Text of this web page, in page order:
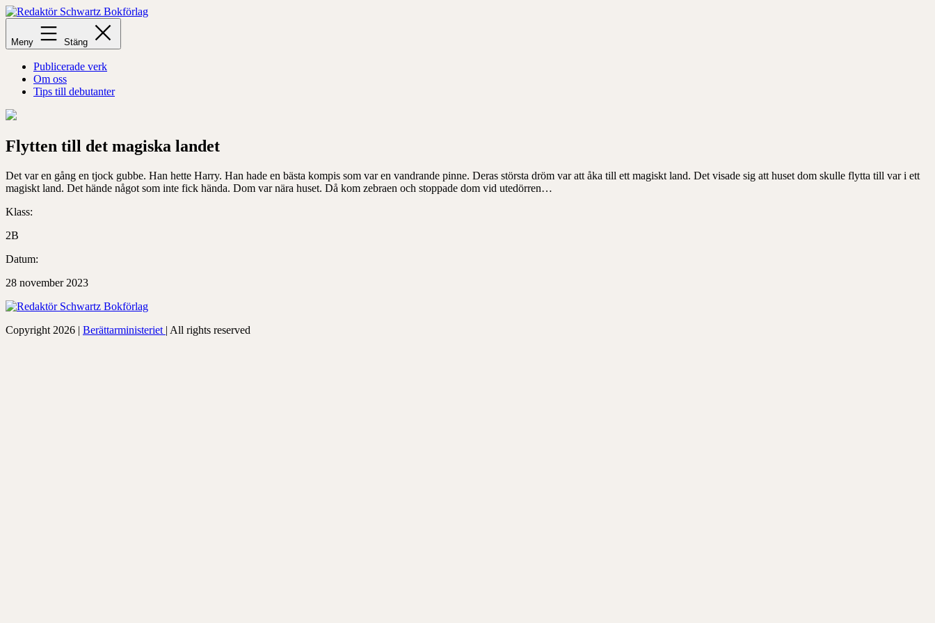
Hoppa
till
innehåll
Redaktör
Schwartz
Bokförlag
Meny Stäng
Publicerade verk
Om oss
Tips till debutanter
Flytten till det magiska landet
Det var en gång en tjock gubbe. Han hette Harry. Han hade en bästa kompis som var en vandrande pinne. Deras största dröm var att åka till ett magiskt land. Det visade sig att huset dom skulle flytta till var i ett
magiskt land. Det hände något som inte fick hända. Dom var nära huset. Då kom zebraen och stoppade dom vid utedörren…
Klass:
2B
Datum:
28 november 2023
Copyright 2026 | Berättarministeriet | All rights reserved